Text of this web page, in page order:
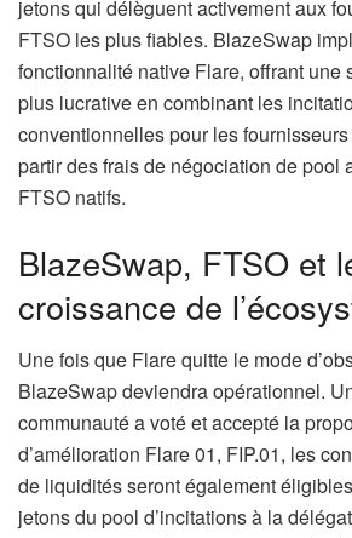
jetons qui délèguent activement aux
FTSO les plus fiables. BlazeSwap
fonctionnalité native Flare, offrant une
plus lucrative en combinant les
conventionnelles pour les
partir des frais de négociation de pool
FTSO natifs.
BlazeSwap, FTSO et
croissance de
Une fois que Flare quitte le mode
BlazeSwap deviendra opérationnel.
communauté a voté et accepté la
d’amélioration Flare 01, FIP.01, les
de liquidités seront également
jetons du pool d’incitations à la